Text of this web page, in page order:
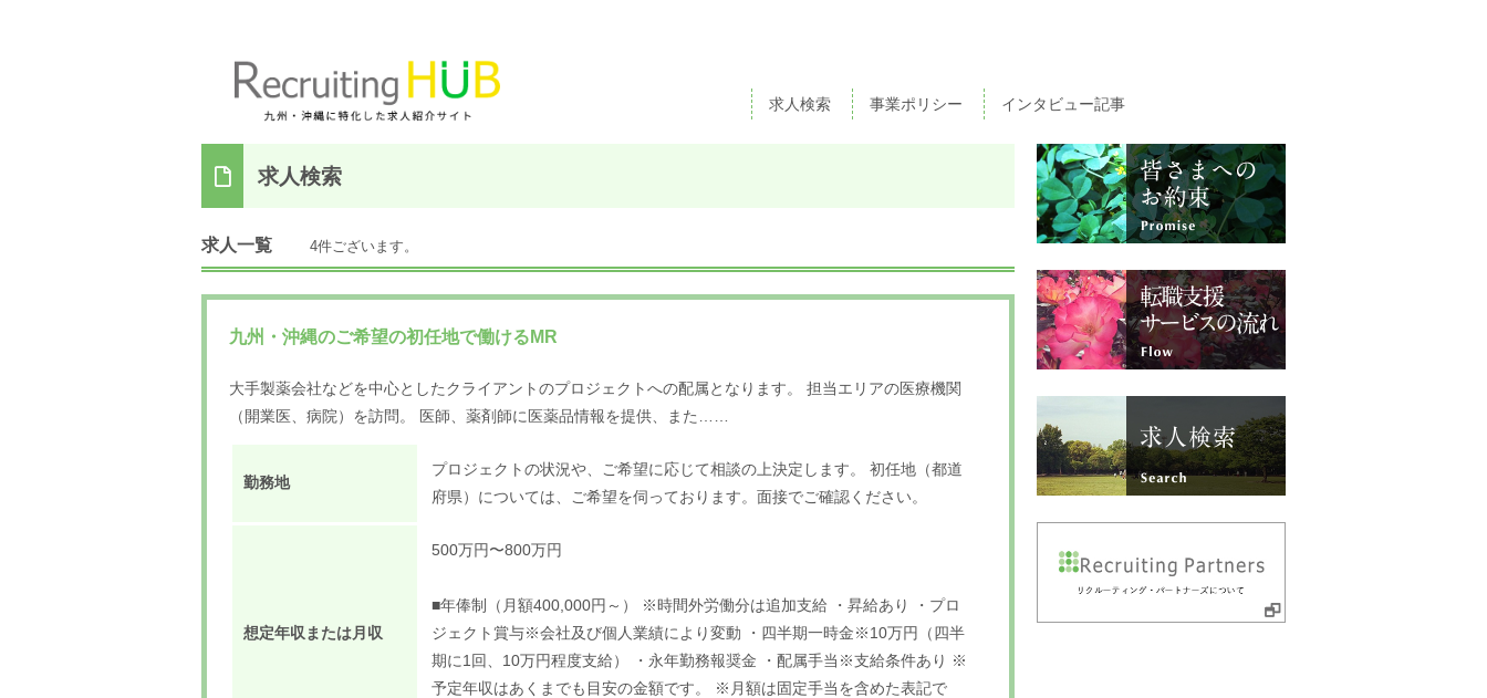
求人検索 事業ポリシー インタビュー記事
求人検索
求人一覧 4件ございます。
九州・沖縄のご希望の初任地で働けるMR
大手製薬会社などを中心としたクライアントのプロジェクトへの配属となります。 担当エリアの医療機関
（開業医、病院）を訪問。 医師、薬剤師に医薬品情報を提供、また……
勤務地
プロジェクトの状況や、ご希望に応じて相談の上決定します。 初任地（都道
府県）については、ご希望を伺っております。面接でご確認ください。
想定年収または月収
500万円〜800万円
■年俸制（月額400,000円～） ※時間外労働分は追加支給 ・昇給あり ・プロ
ジェクト賞与※会社及び個人業績により変動 ・四半期一時金※10万円（四半
期に1回、10万円程度支給） ・永年勤務報奨金 ・配属手当※支給条件あり ※
予定年収はあくまでも目安の金額です。 ※月額は固定手当を含めた表記で